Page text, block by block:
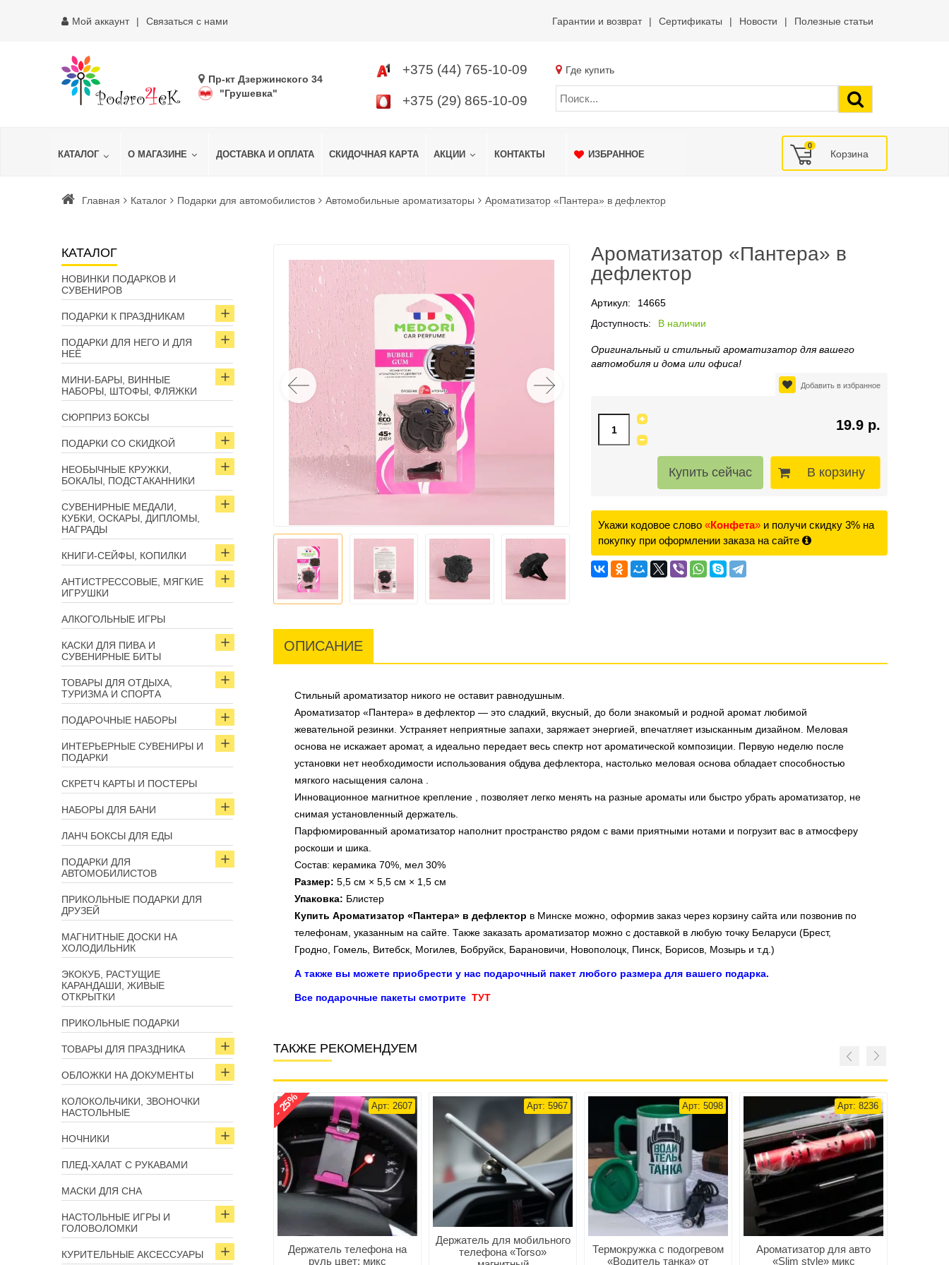
Мой аккаунт Связаться с нами Гарантии и возврат Сертификаты Новости Полезные статьи
Пр-кт Дзержинского 34
"Грушевка"
+375 (44) 765-10-09
+375 (29) 865-10-09
Где купить
КАТАЛОГ О МАГАЗИНЕ ДОСТАВКА И ОПЛАТА СКИДОЧНАЯ КАРТА АКЦИИ КОНТАКТЫ ИЗБРАННОЕ
0
Главная Каталог Подарки для автомобилистов Автомобильные ароматизаторы Ароматизатор «Пантера» в дефлектор
КАТАЛОГ
НОВИНКИ ПОДАРКОВ И
СУВЕНИРОВ
ПОДАРКИ К ПРАЗДНИКАМ
ПОДАРКИ ДЛЯ НЕГО И ДЛЯ
НЕЁ
МИНИ-БАРЫ, ВИННЫЕ
НАБОРЫ, ШТОФЫ, ФЛЯЖКИ
СЮРПРИЗ БОКСЫ
ПОДАРКИ СО СКИДКОЙ
НЕОБЫЧНЫЕ КРУЖКИ,
БОКАЛЫ, ПОДСТАКАННИКИ
СУВЕНИРНЫЕ МЕДАЛИ,
КУБКИ, ОСКАРЫ, ДИПЛОМЫ,
НАГРАДЫ
КНИГИ-СЕЙФЫ, КОПИЛКИ
АНТИСТРЕССОВЫЕ, МЯГКИЕ
ИГРУШКИ
АЛКОГОЛЬНЫЕ ИГРЫ
КАСКИ ДЛЯ ПИВА И
СУВЕНИРНЫЕ БИТЫ
ТОВАРЫ ДЛЯ ОТДЫХА,
ТУРИЗМА И СПОРТА
ПОДАРОЧНЫЕ НАБОРЫ
ИНТЕРЬЕРНЫЕ СУВЕНИРЫ И
ПОДАРКИ
СКРЕТЧ КАРТЫ И ПОСТЕРЫ
НАБОРЫ ДЛЯ БАНИ
ЛАНЧ БОКСЫ ДЛЯ ЕДЫ
ПОДАРКИ ДЛЯ
АВТОМОБИЛИСТОВ
ПРИКОЛЬНЫЕ ПОДАРКИ ДЛЯ
ДРУЗЕЙ
МАГНИТНЫЕ ДОСКИ НА
ХОЛОДИЛЬНИК
ЭКОКУБ, РАСТУЩИЕ
КАРАНДАШИ, ЖИВЫЕ
ОТКРЫТКИ
ПРИКОЛЬНЫЕ ПОДАРКИ
ТОВАРЫ ДЛЯ ПРАЗДНИКА
ОБЛОЖКИ НА ДОКУМЕНТЫ
КОЛОКОЛЬЧИКИ, ЗВОНОЧКИ
НАСТОЛЬНЫЕ
НОЧНИКИ
ПЛЕД-ХАЛАТ С РУКАВАМИ
МАСКИ ДЛЯ СНА
НАСТОЛЬНЫЕ ИГРЫ И
ГОЛОВОЛОМКИ
КУРИТЕЛЬНЫЕ АКСЕССУАРЫ
Ароматизатор «Пантера» в
дефлектор
Артикул:
14665
Доступность:
В наличии
Оригинальный и стильный ароматизатор для вашего
автомобиля и дома или офиса!
Добавить в избранное
19.9 р.
В корзину
Укажи кодовое слово «Конфета» и получи скидку 3% на
покупку при оформлении заказа на сайте
ОПИСАНИЕ
Стильный ароматизатор никого не оставит равнодушным.
Ароматизатор «Пантера» в дефлектор — это сладкий, вкусный, до боли знакомый и родной аромат любимой
жевательной резинки. Устраняет неприятные запахи, заряжает энергией, впечатляет изысканным дизайном. Меловая
основа не искажает аромат, а идеально передает весь спектр нот ароматической композиции. Первую неделю после
установки нет необходимости использования обдува дефлектора, настолько меловая основа обладает способностью
мягкого насыщения салона .
Инновационное магнитное крепление , позволяет легко менять на разные ароматы или быстро убрать ароматизатор, не
снимая установленный держатель.
Парфюмированный ароматизатор наполнит пространство рядом с вами приятными нотами и погрузит вас в атмосферу
роскоши и шика.
Состав: керамика 70%, мел 30%
Размер: 5,5 см × 5,5 см × 1,5 см
Упаковка: Блистер
Купить Ароматизатор «Пантера» в дефлектор в Минске можно, оформив заказ через корзину сайта или позвонив по
телефонам, указанным на сайте. Также заказать ароматизатор можно с доставкой в любую точку Беларуси (Брест,
Гродно, Гомель, Витебск, Могилев, Бобруйск, Барановичи, Новополоцк, Пинск, Борисов, Мозырь и т.д.)
А также вы можете приобрести у нас подарочный пакет любого размера для вашего подарка.
Все подарочные пакеты смотрите ТУТ
ТАКЖЕ РЕКОМЕНДУЕМ
Арт: 5346
с подогревом
+ салфетка
Ароматизатор «Wolf» для
авто и помещений
Арт: 2607
Держатель телефона на
руль цвет: микс
- 25% Арт: 5967
Держатель для мобильного
телефона «Torso»
Арт: 5098
Термокружка с подогревом
«Водитель танка» от
Арт: 8236
Ароматизатор для авто
«Slim style» микс